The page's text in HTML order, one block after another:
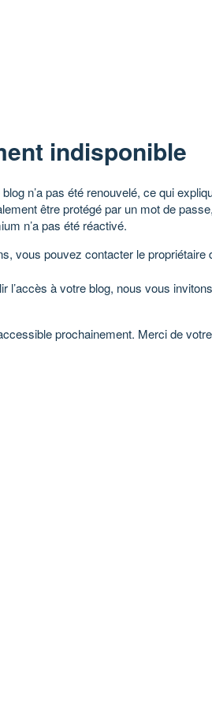
indisponible
n’a pas été renouvelé, ce qui
être protégé par un mot de passe,
n’a pas été réactivé.
vous pouvez contacter le propriétaire
l’accès à votre blog, nous vous
prochainement. Merci de votre